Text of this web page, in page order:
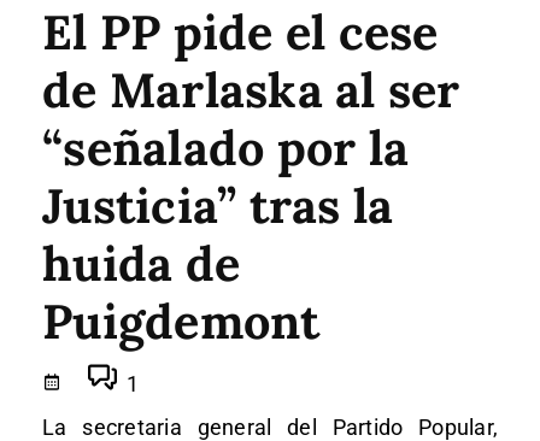
El PP pide el cese
de Marlaska al ser
“señalado por la
Justicia” tras la
huida de
Puigdemont
1
La secretaria general del Partido Popular,